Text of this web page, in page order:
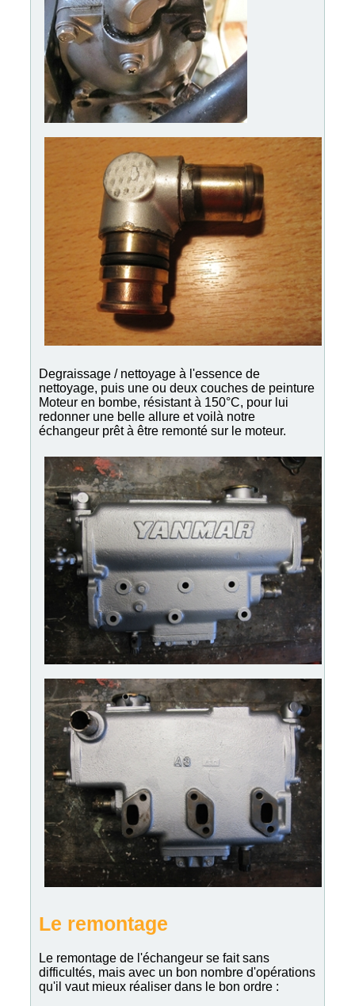
Degraissage / nettoyage à l'essence de
nettoyage, puis une ou deux couches de peinture
Moteur en bombe, résistant à 150°C, pour lui
redonner une belle allure et voilà notre
échangeur prêt à être remonté sur le moteur.
Le remontage
Le remontage de l'échangeur se fait sans
difficultés, mais avec un bon nombre d'opérations
qu'il vaut mieux réaliser dans le bon ordre :